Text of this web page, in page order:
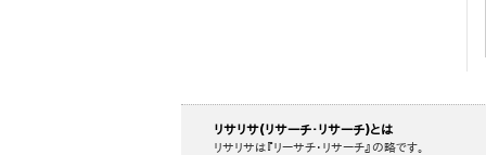
リサリサ(リサーチ・リサーチ)とは
リサリサは『リーサチ・リサーチ』の略です。